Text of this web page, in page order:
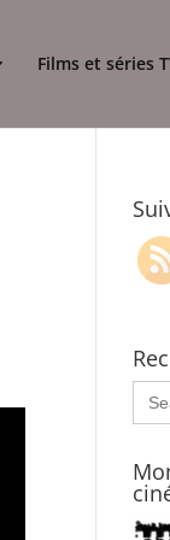
Films et séries
for: